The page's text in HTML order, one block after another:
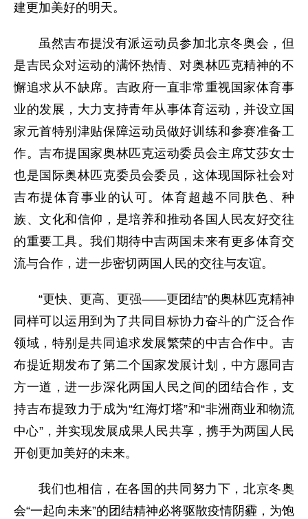
建更加美好的明天。
虽然吉布提没有派运动员参加北京冬奥会，但
是吉民众对运动的满怀热情、对奥林匹克精神的不
懈追求从不缺席。吉政府一直非常重视国家体育事
业的发展，大力支持青年从事体育运动，并设立国
家元首特别津贴保障运动员做好训练和参赛准备工
作。吉布提国家奥林匹克运动委员会主席艾莎女士
也是国际奥林匹克委员会委员，这体现国际社会对
吉布提体育事业的认可。体育超越不同肤色、种
族、文化和信仰，是培养和推动各国人民友好交往
的重要工具。我们期待中吉两国未来有更多体育交
流与合作，进一步密切两国人民的交往与友谊。
“更快、更高、更强——更团结”的奥林匹克精神
同样可以运用到为了共同目标协力奋斗的广泛合作
领域，特别是共同追求发展繁荣的中吉合作中。吉
布提近期发布了第二个国家发展计划，中方愿同吉
方一道，进一步深化两国人民之间的团结合作，支
持吉布提致力于成为“红海灯塔”和“非洲商业和物流
中心”，并实现发展成果人民共享，携手为两国人民
开创更加美好的未来。
我们也相信，在各国的共同努力下，北京冬奥
会“一起向未来”的团结精神必将驱散疫情阴霾，为饱